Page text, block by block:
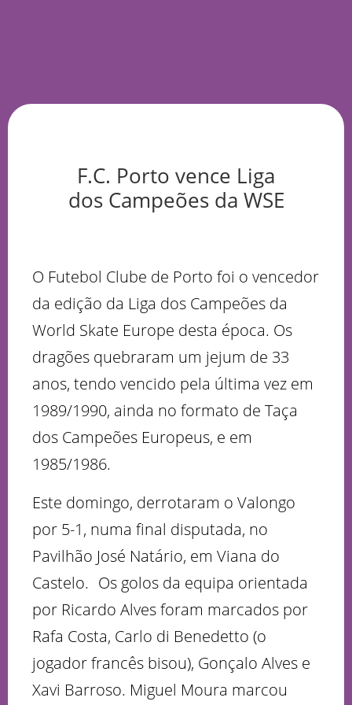
F.C. Porto vence Liga
dos Campeões da WSE
O Futebol Clube de Porto foi o vencedor
da edição da Liga dos Campeões da
World Skate Europe desta época. Os
dragões quebraram um jejum de 33
anos, tendo vencido pela última vez em
1989/1990, ainda no formato de Taça
dos Campeões Europeus, e em
1985/1986.
Este domingo, derrotaram o Valongo
por 5-1, numa final disputada, no
Pavilhão José Natário, em Viana do
Castelo. Os golos da equipa orientada
por Ricardo Alves foram marcados por
Rafa Costa, Carlo di Benedetto (o
jogador francês bisou), Gonçalo Alves e
Xavi Barroso. Miguel Moura marcou